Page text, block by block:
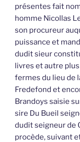
présentes fait
homme Nicollas
son procureur
puissance et
dudit sieur
livres et autre
fermes du lieu de
Fredefond et
Brandoys saisie
sire Du Bueil
dudit seigneur de
procède, suivant